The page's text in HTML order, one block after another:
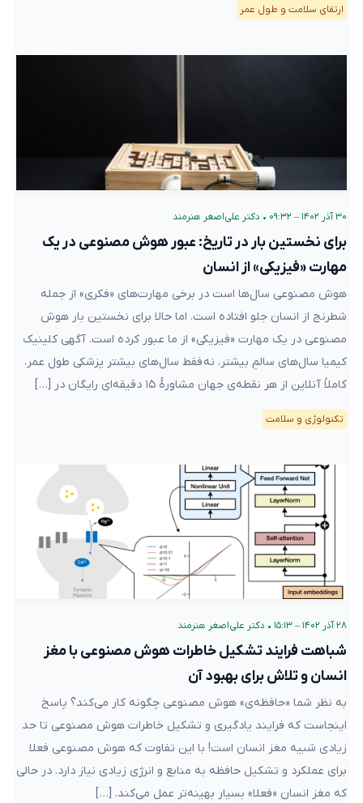
ارتقای سلامت و طول عمر
۳۰ آذر ۱۴۰۲ – ۰۹:۳۲ • دکتر علی‌اصغر هنرمند
برای نخستین بار در تاریخ: عبور هوش مصنوعی در یک
مهارت «فیزیکی» از انسان
هوش مصنوعی سال‌ها است در برخی مهارت‌های «فکری» از جمله
شطرنج از انسان جلو افتاده است. اما حالا برای نخستین بار هوش
مصنوعی در یک مهارت «فیزیکی» از ما عبور کرده‌ است. آگهی کلینیک
کیمیا سال‌های سالمِ بیشتر، نه فقط سال‌های بیشتر پزشکی طول عمر،
کاملاً آنلاین از هر نقطه‌ی جهان مشاورهٔ ۱۵ دقیقه‌ای رایگان در […]
تکنولوژی و سلامت
۲۸ آذر ۱۴۰۲ – ۱۵:۱۳ • دکتر علی‌اصغر هنرمند
شباهت فرایند تشکیل خاطرات هوش مصنوعی با مغز
انسان و تلاش برای بهبود آن
به نظر شما «حافظه‌ی» هوش مصنوعی چگونه کار می‌کند؟ پاسخ
اینجاست که فرایند یادگیری و تشکیل خاطرات هوش مصنوعی تا حد
زیادی شبیه مغز انسان است! با این تفاوت که هوش مصنوعی فعلا
برای عملکرد و تشکیل حافظه به منابع و انرژی زیادی نیاز دارد. در حالی
که مغز انسان «فعلا» بسیار بهینه‌تر عمل می‌کند. […]